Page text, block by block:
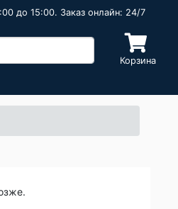
до 15:00. Заказ онлайн: 24/7
Корзина